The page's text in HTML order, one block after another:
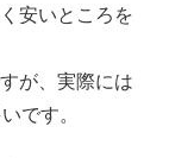
安いところを
が、実際には
です。